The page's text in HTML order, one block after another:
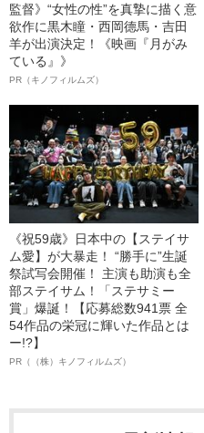
監督》“女性の性”を真摯に描く意
欲作に黒木瞳・西岡德馬・吉田
羊が出演決定！《映画『月がみ
ている』》
PR（キノフィルムズ）
《祝59歳》日本中の【ステイサ
ム愛】が大暴走！ “勝手に”生誕
祭試写会開催！ 主演も助演も全
部ステイサム！「ステサミー
賞」爆誕！【応募総数941票 全
54作品の栄冠に輝いた作品とは
ー!?】
PR（（株）キノフィルムズ）